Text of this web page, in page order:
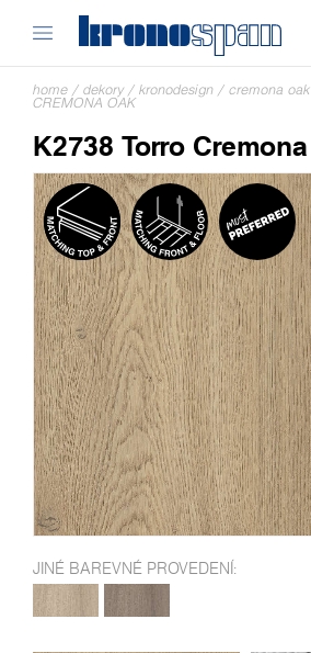
home / dekory / kronodesign / cremona oak
CREMONA OAK
K2738 Torro
JINÉ BAREVNÉ PROVEDENÍ: